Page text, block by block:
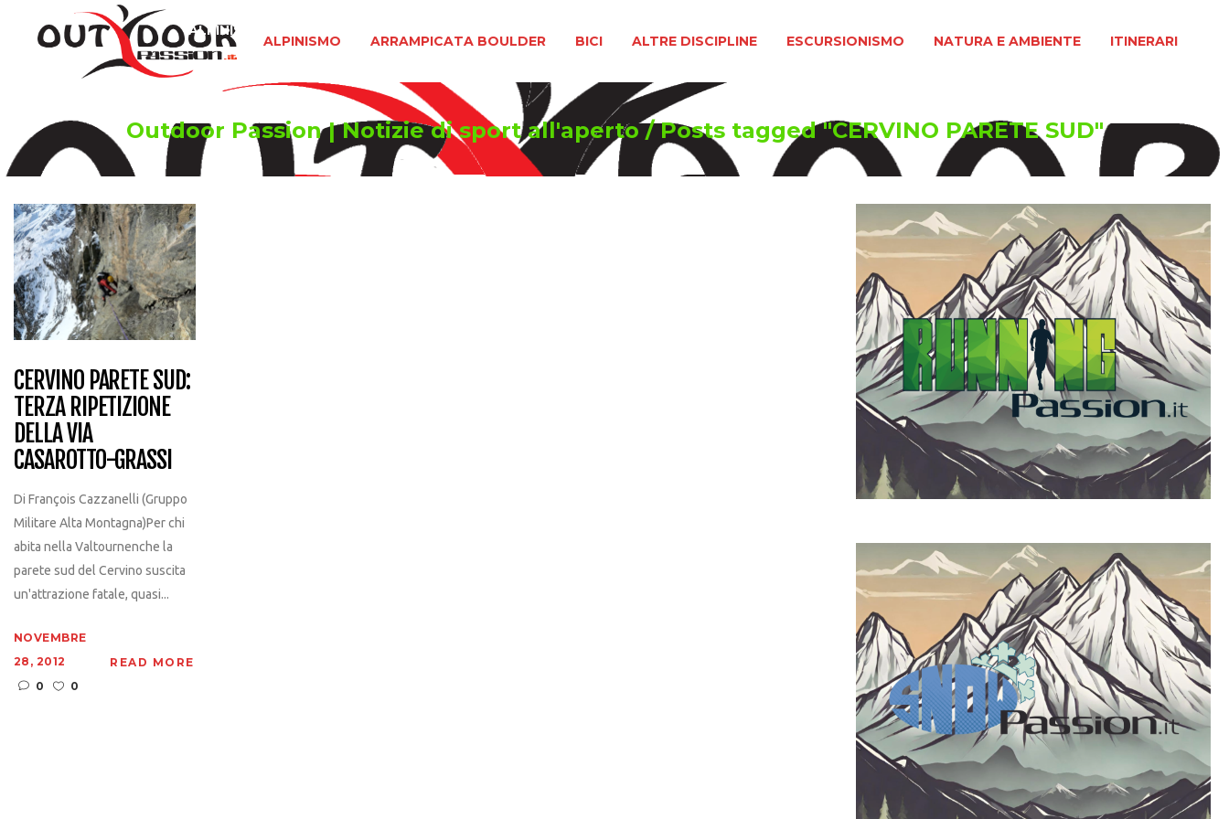
ALPINISMO ARRAMPICATA BOULDER BICI ALTRE DISCIPLINE ESCURSIONISMO NATURA E AMBIENTE ITINERARI
ALPINISMO
Outdoor Passion | Notizie di sport all'aperto/Posts tagged "CERVINO PARETE SUD"
CERVINO PARETE SUD:
TERZA RIPETIZIONE
DELLA VIA
CASAROTTO-GRASSI
Di François Cazzanelli (Gruppo
Militare Alta Montagna)Per chi
abita nella Valtournenche la
parete sud del Cervino suscita
un'attrazione fatale, quasi...
NOVEMBRE
28, 2012
0
0
READ MORE